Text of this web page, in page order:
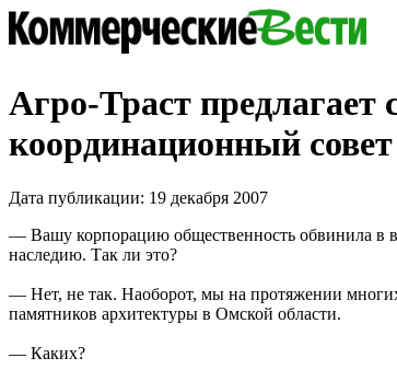
Агро-Траст предлагает
координационный совет
Дата публикации: 19 декабря 2007
— Вашу корпорацию общественность обвинила в
наследию. Так ли это?
— Нет, не так. Наоборот, мы на протяжении
памятников архитектуры в Омской области.
— Каких?